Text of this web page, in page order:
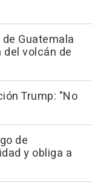
Guatemala
volcán de
Trump: "No
de
y obliga a